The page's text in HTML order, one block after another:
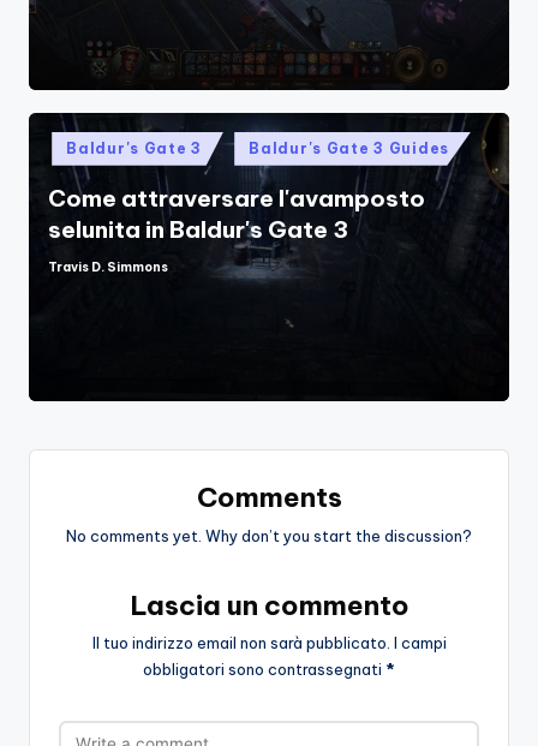
Posted
in
Baldur's Gate 3 Baldur's Gate 3 Guides
Come attraversare l'avamposto
selunita in Baldur's Gate 3
Posted
Travis D. Simmons
Comments
No comments yet. Why don’t you start the discussion?
Lascia un commento
Il tuo indirizzo email non sarà pubblicato. I campi
obbligatori sono contrassegnati *